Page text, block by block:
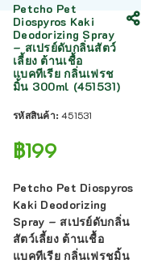
Petcho Pet
Diospyros Kaki
Deodorizing Spray
– สเปรย์ดับกลิ่นสัตว์
เลี้ยง ต้านเชื้อ
แบคทีเรีย กลิ่นเฟรช
มิ้น 300ml (451531)
รหัสสินค้า:451531
฿199
Petcho Pet Diospyros
Kaki Deodorizing
Spray – สเปรย์ดับกลิ่น
สัตว์เลี้ยง ต้านเชื้อ
แบคทีเรีย กลิ่นเฟรชมิ้น